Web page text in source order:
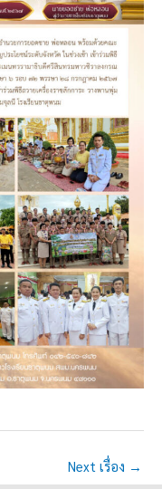
Next เรื่อง →